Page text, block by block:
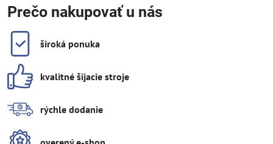
Prečo nakupovať u nás
široká ponuka
kvalitné šijacie stroje
rýchle dodanie